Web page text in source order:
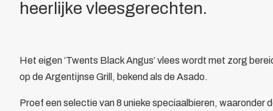
Wijkagent
KVO
Duurzaamheid
Parkeren vrachtwagens
heerlijke vleesgerechten.
Het eigen ‘Twents Black Angus’ vlees wordt met zorg
op de Argentijnse Grill, bekend als de Asado.
Proef een selectie van 8 unieke speciaalbieren, waaronder